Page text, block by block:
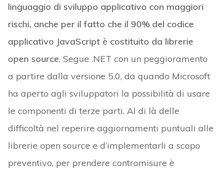
linguaggio di sviluppo applicativo con maggiori
rischi, anche per il fatto che il 90% del codice
applicativo JavaScript è costituito da librerie
open source. Segue .NET con un peggioramento
a partire dalla versione 5.0, da quando Microsoft
ha aperto agli sviluppatori la possibilità di usare
le componenti di terze parti. Al di là delle
difficoltà nel reperire aggiornamenti puntuali alle
librerie open source e d’implementarli a scopo
preventivo, per prendere contromisure è